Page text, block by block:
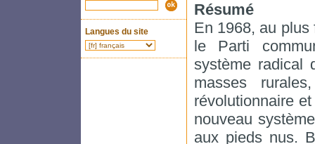
Langues du site
Résumé
En 1968, au
le Parti
système radical
masses
révolutionnaire
nouveau
aux pieds nus.